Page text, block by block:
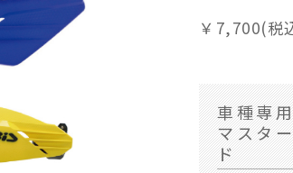
￥7,700(税
車種専
マスタ
ド